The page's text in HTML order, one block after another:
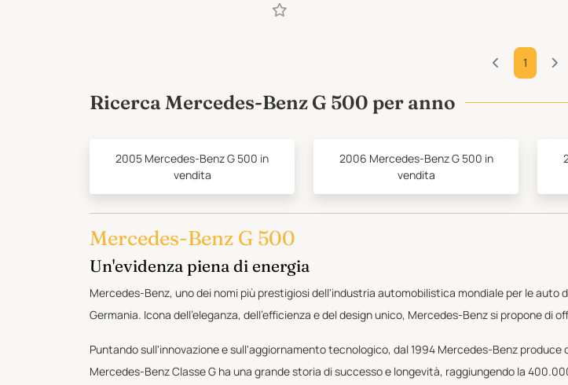
1
Ricerca Mercedes-Benz G 500 per anno
2005 Mercedes-Benz G 500 in
vendita
2006 Mercedes-Benz G 500 in
vendita
Mercedes-Benz G 500
Un'evidenza piena di energia
Mercedes-Benz, uno dei nomi più prestigiosi dell'industria automobilistica mondiale per le auto
Germania. Icona dell'eleganza, dell'efficienza e del design unico, Mercedes-Benz si propone di
Puntando sull'innovazione e sull'aggiornamento tecnologico, dal 1994 Mercedes-Benz
Mercedes-Benz Classe G ha una grande storia di successo e longevità, raggiungendo la